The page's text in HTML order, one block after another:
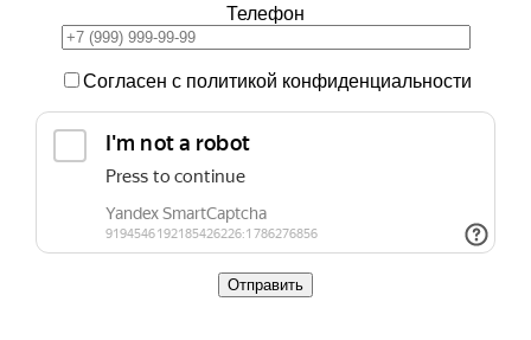
Телефон
Согласен с политикой конфиденциальности